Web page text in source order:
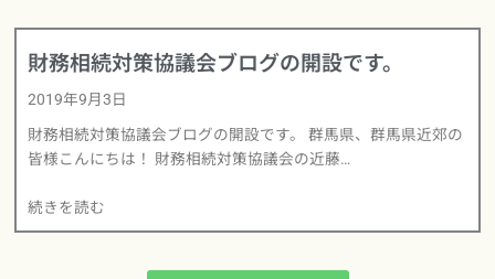
財務相続対策協議会ブログの開設です。
2019年9月3日
財務相続対策協議会ブログの開設です。 群馬県、群馬県近郊の
皆様こんにちは！ 財務相続対策協議会の近藤…
続きを読む